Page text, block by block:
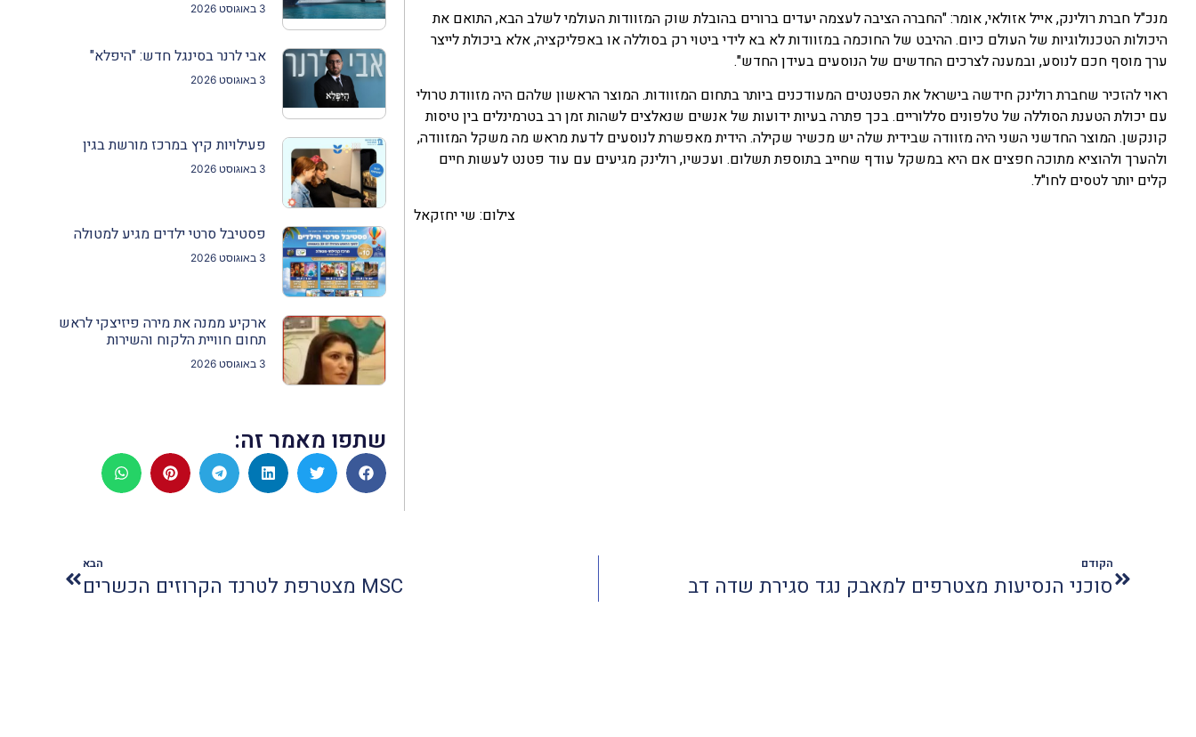
מנכ"ל חברת רולינק, אייל אזולאי, אומר: "החברה הציבה לעצמה יעדים ברורים בהובלת שוק המזוודות העולמי לשלב הבא, התואם את
היכולות הטכנולוגיות של העולם כיום. ההיבט של החוכמה במזוודות לא בא לידי ביטוי רק בסוללה או באפליקציה, אלא ביכולת לייצר
ערך מוסף חכם לנוסע, ובמענה לצרכים החדשים של הנוסעים בעידן החדש".
ראוי להזכיר שחברת רולינק חידשה בישראל את הפטנטים המעודכנים ביותר בתחום המזוודות. המוצר הראשון שלהם היה מזוודת טרולי
עם יכולת הטענת הסוללה של טלפונים סללוריים. בכך פתרה בעיות ידועות של אנשים שנאלצים לשהות זמן רב בטרמינלים בין טיסות
קונקשן. המוצר החדשני השני היה מזוודה שבידית שלה יש מכשיר שקילה. הידית מאפשרת לנוסעים לדעת מראש מה משקל המזוודה,
ולהערך ולהוציא מתוכה חפצים אם היא במשקל עודף שחייב בתוספת תשלום. ועכשיו, רולינק מגיעים עם עוד פטנט לעשות חיים
קלים יותר לטסים לחו"ל.
צילום: שי יחזקאל
3 באוגוסט 2026
אבי לרנר בסינגל חדש: "היפלא"
3 באוגוסט 2026
פעילויות קיץ במרכז מורשת בגין
3 באוגוסט 2026
פסטיבל סרטי ילדים מגיע למטולה
3 באוגוסט 2026
ארקיע ממנה את מירה פיזיצקי לראש
תחום חוויית הלקוח והשירות
3 באוגוסט 2026
שתפו מאמר זה:
הקודם
סוכני הנסיעות מצטרפים למאבק נגד סגירת שדה דב
הבא
MSC מצטרפת לטרנד הקרוזים הכשרים